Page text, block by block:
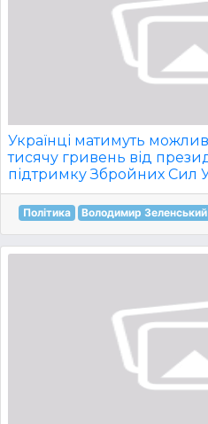
Українці матимуть
тисячу гривень від
підтримку Збройних Сил
Політика Володимир Зеленський